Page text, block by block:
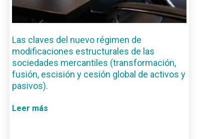
Las claves del nuevo régimen de
modificaciones estructurales de las
sociedades mercantiles (transformación,
fusión, escisión y cesión global de activos y
pasivos).
Leer más